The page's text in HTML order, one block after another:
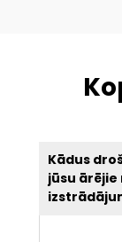
Kādus
jūsu